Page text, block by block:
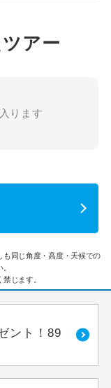
アー
ります
同じ角度・高度・天候での
じます。
ント！89